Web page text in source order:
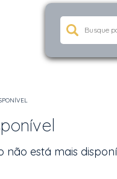
não está mais